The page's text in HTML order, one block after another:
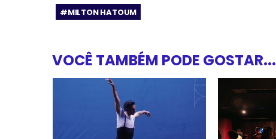
#MILTON HATOUM
VOCÊ TAMBÉM PODE GOSTAR...